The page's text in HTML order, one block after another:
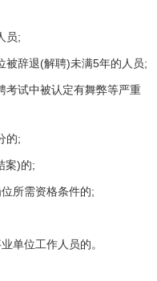
员;
辞退(解聘)未满5年的人员;
试中被认定有舞弊等严重
的;
案)的;
所需资格条件的;
位工作人员的。